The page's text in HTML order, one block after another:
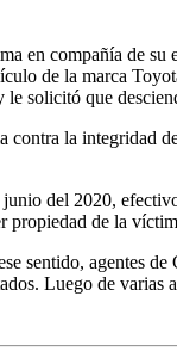
en compañía de su
de la marca
solicitó que
la integridad
del 2020,
de la
sentido, agentes
Luego de varias